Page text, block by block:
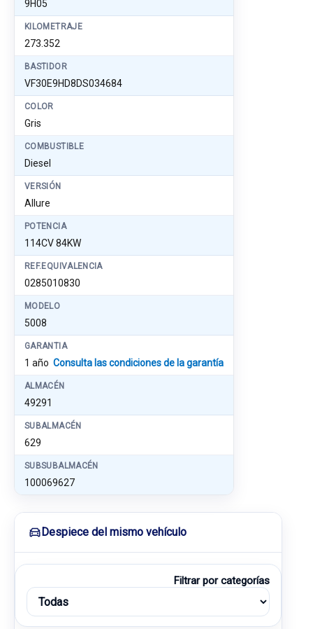
9H05
KILOMETRAJE
273.352
BASTIDOR
VF30E9HD8DS034684
COLOR
Gris
COMBUSTIBLE
Diesel
VERSIÓN
Allure
POTENCIA
114CV 84KW
REF.EQUIVALENCIA
0285010830
MODELO
5008
GARANTIA
1 año Consulta las condiciones de la garantía
ALMACÉN
49291
SUBALMACÉN
629
SUBSUBALMACÉN
100069627
Despiece del mismo vehículo
Filtrar por categorías